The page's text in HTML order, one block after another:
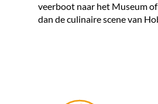
veerboot naar het Museum
dan de culinaire scene van